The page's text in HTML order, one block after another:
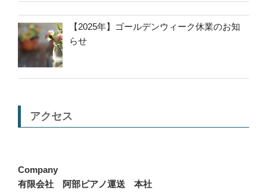
【2025年】ゴールデンウィーク休業のお知
らせ
アクセス
Company
有限会社 阿部ピアノ運送 本社